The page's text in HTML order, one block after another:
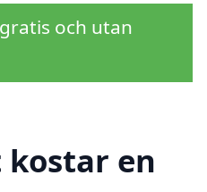
och utan
en